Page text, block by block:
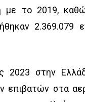
με το 2019,
2.369.079
2023 στην
επιβατών στα